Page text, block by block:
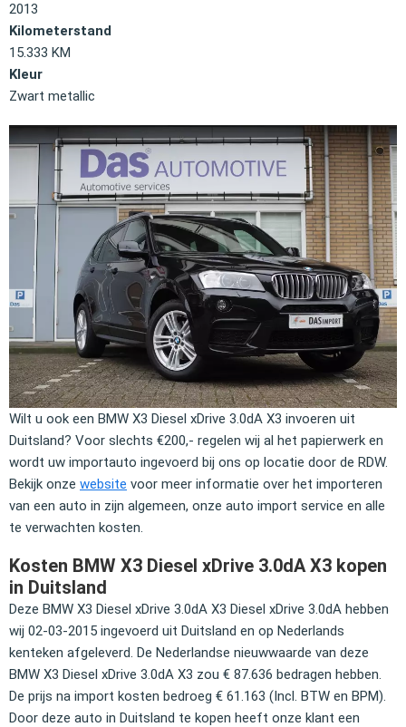
2013
Kilometerstand
15.333 KM
Kleur
Zwart metallic
Wilt u ook een BMW X3 Diesel xDrive 3.0dA X3 invoeren uit
Duitsland? Voor slechts €200,- regelen wij al het papierwerk en
wordt uw importauto ingevoerd bij ons op locatie door de RDW.
Bekijk onze website voor meer informatie over het importeren
van een auto in zijn algemeen, onze auto import service en alle
te verwachten kosten.
Kosten BMW X3 Diesel xDrive 3.0dA X3 kopen
in Duitsland
Deze BMW X3 Diesel xDrive 3.0dA X3 Diesel xDrive 3.0dA hebben
wij 02-03-2015 ingevoerd uit Duitsland en op Nederlands
kenteken afgeleverd. De Nederlandse nieuwwaarde van deze
BMW X3 Diesel xDrive 3.0dA X3 zou € 87.636 bedragen hebben.
De prijs na import kosten bedroeg € 61.163 (Incl. BTW en BPM).
Door deze auto in Duitsland te kopen heeft onze klant een